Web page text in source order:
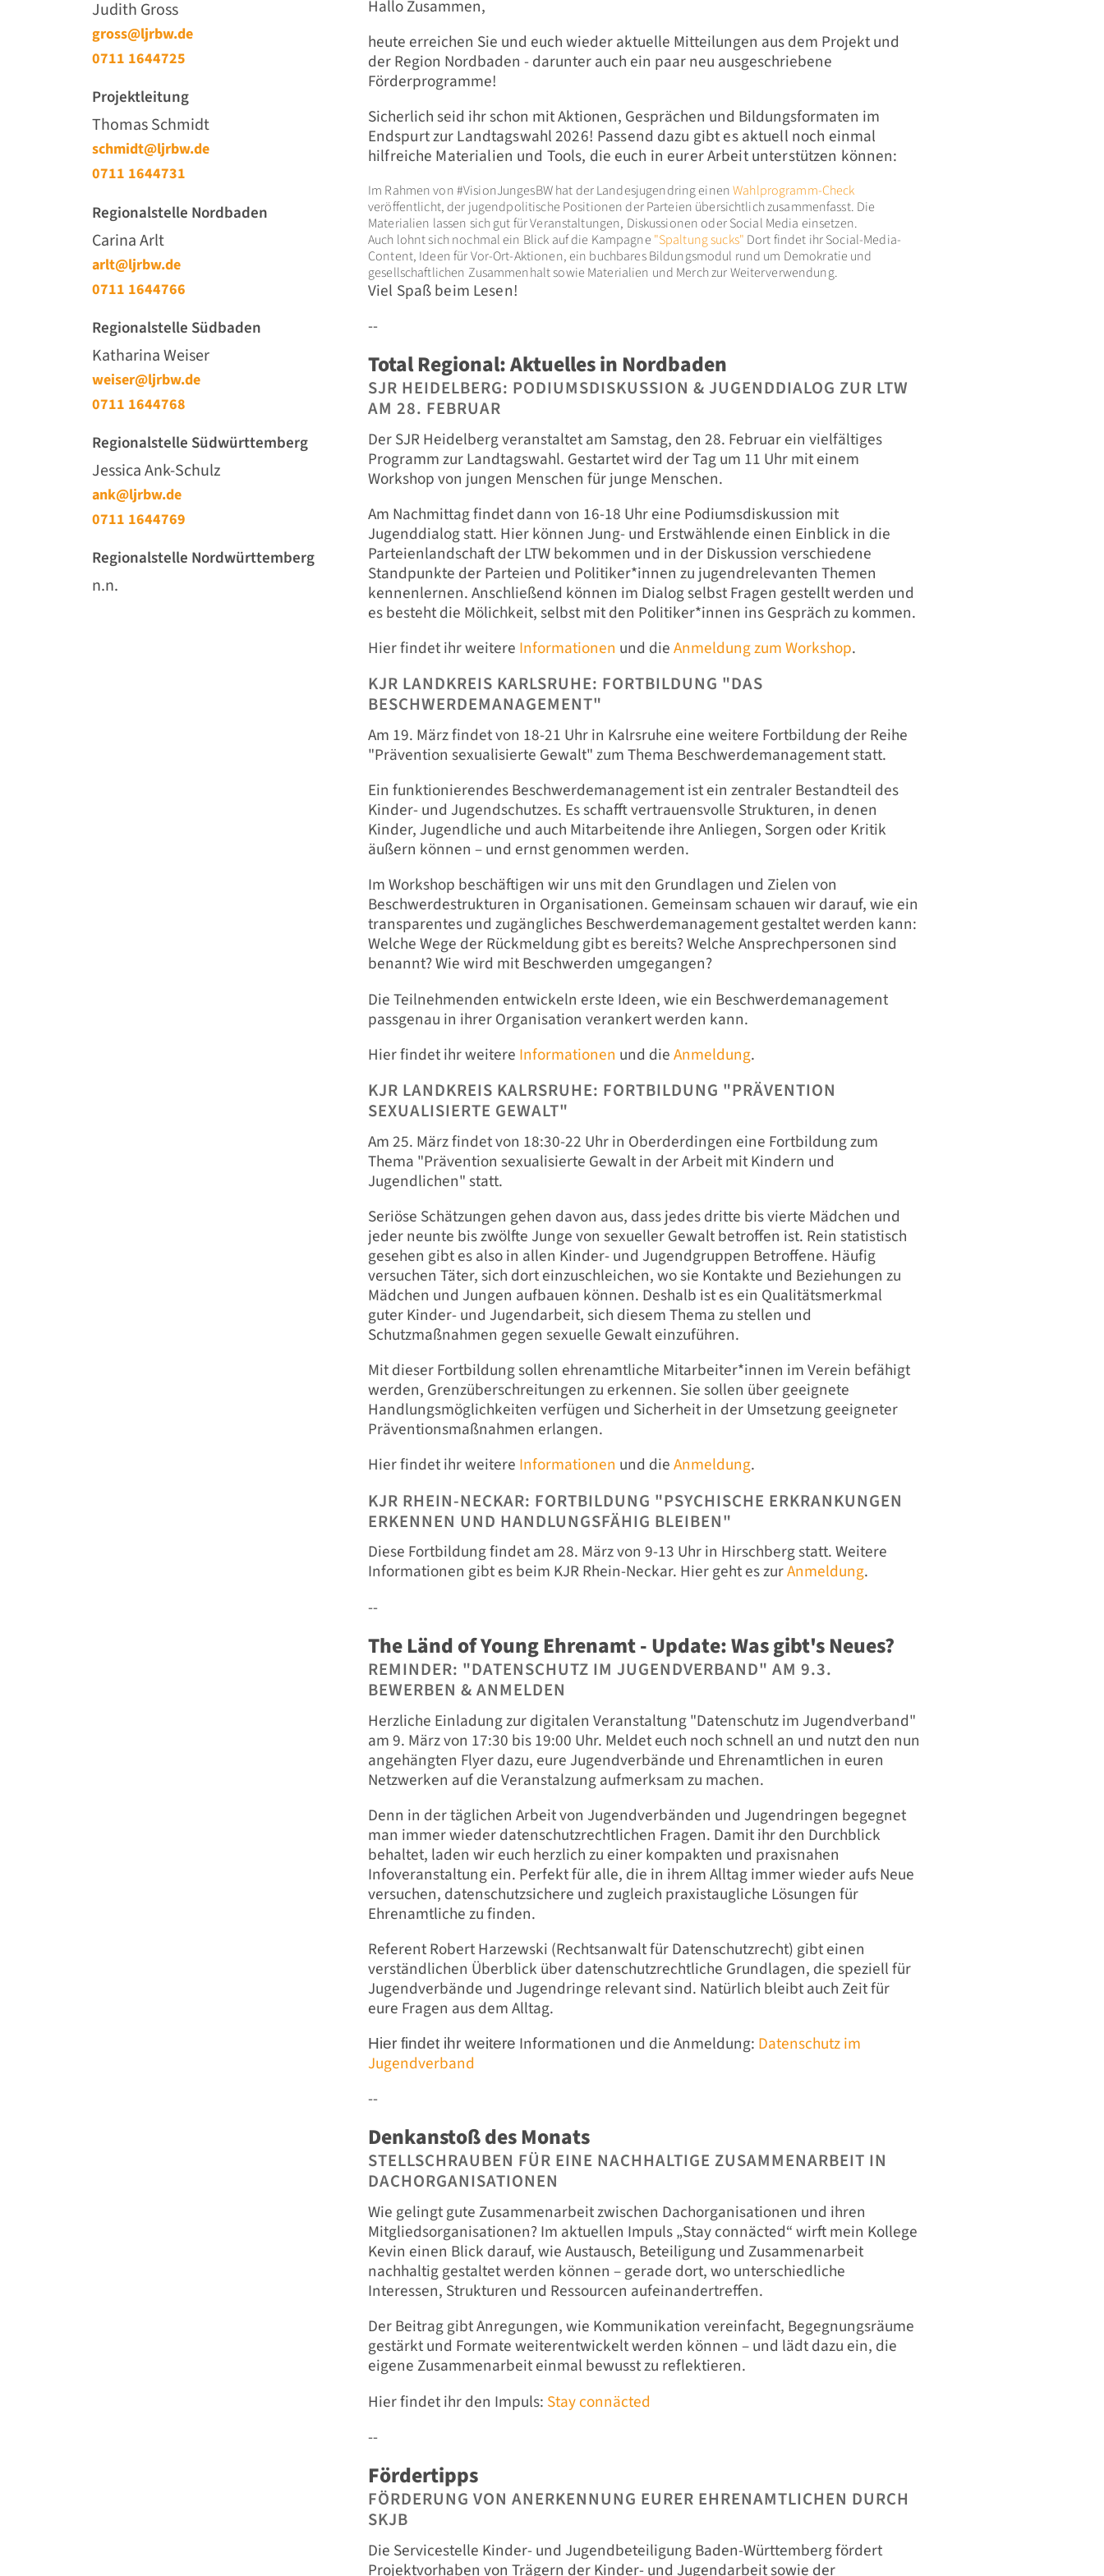
Judith Gross
gross@ljrbw.de
0711 1644725
Projektleitung
Thomas Schmidt
schmidt@ljrbw.de
0711 1644731
Regionalstelle Nordbaden
Carina Arlt
arlt@ljrbw.de
0711 1644766
Regionalstelle Südbaden
Katharina Weiser
weiser@ljrbw.de
0711 1644768
Regionalstelle Südwürttemberg
Jessica Ank-Schulz
ank@ljrbw.de
0711 1644769
Regionalstelle Nordwürttemberg
n.n.
Hallo Zusammen,
heute erreichen Sie und euch wieder aktuelle Mitteilungen aus dem Projekt und
der Region Nordbaden - darunter auch ein paar neu ausgeschriebene
Förderprogramme!
Sicherlich seid ihr schon mit Aktionen, Gesprächen und Bildungsformaten im
Endspurt zur Landtagswahl 2026! Passend dazu gibt es aktuell noch einmal
hilfreiche Materialien und Tools, die euch in eurer Arbeit unterstützen können:
Im Rahmen von #VisionJungesBW hat der Landesjugendring einenWahlprogramm-Check
veröffentlicht, der jugendpolitische Positionen der Parteien übersichtlich zusammenfasst. Die
Materialien lassen sich gut für Veranstaltungen, Diskussionen oder Social Media einsetzen.
Auch lohnt sich nochmal ein Blick auf die Kampagne "Spaltung sucks" Dort findet ihr Social-Media-
Content, Ideen für Vor-Ort-Aktionen, ein buchbares Bildungsmodul rund um Demokratie und
gesellschaftlichen Zusammenhalt sowie Materialien und Merch zur Weiterverwendung.
Viel Spaß beim Lesen!
--
Total Regional: Aktuelles in Nordbaden
SJR HEIDELBERG: PODIUMSDISKUSSION & JUGENDDIALOG ZUR LTW
AM 28. FEBRUAR
Der SJR Heidelberg veranstaltet am Samstag, den 28. Februar ein vielfältiges
Programm zur Landtagswahl. Gestartet wird der Tag um 11 Uhr mit einem
Workshop von jungen Menschen für junge Menschen.
Am Nachmittag findet dann von 16-18 Uhr eine Podiumsdiskussion mit
Jugenddialog statt. Hier können Jung- und Erstwählende einen Einblick in die
Parteienlandschaft der LTW bekommen und in der Diskussion verschiedene
Standpunkte der Parteien und Politiker*innen zu jugendrelevanten Themen
kennenlernen. Anschließend können im Dialog selbst Fragen gestellt werden und
es besteht die Mölichkeit, selbst mit den Politiker*innen ins Gespräch zu kommen.
Hier findet ihr weitere Informationen und dieAnmeldung zum Workshop.
KJR LANDKREIS KARLSRUHE: FORTBILDUNG "DAS
BESCHWERDEMANAGEMENT"
Am 19. März findet von 18-21 Uhr in Kalrsruhe eine weitere Fortbildung der Reihe
"Prävention sexualisierte Gewalt" zum Thema Beschwerdemanagement statt.
Ein funktionierendes Beschwerdemanagement ist ein zentraler Bestandteil des
Kinder- und Jugendschutzes. Es schafft vertrauensvolle Strukturen, in denen
Kinder, Jugendliche und auch Mitarbeitende ihre Anliegen, Sorgen oder Kritik
äußern können – und ernst genommen werden.
Im Workshop beschäftigen wir uns mit den Grundlagen und Zielen von
Beschwerdestrukturen in Organisationen. Gemeinsam schauen wir darauf, wie ein
transparentes und zugängliches Beschwerdemanagement gestaltet werden kann:
Welche Wege der Rückmeldung gibt es bereits? Welche Ansprechpersonen sind
benannt? Wie wird mit Beschwerden umgegangen?
Die Teilnehmenden entwickeln erste Ideen, wie ein Beschwerdemanagement
passgenau in ihrer Organisation verankert werden kann.
Hier findet ihr weitere Informationen und dieAnmeldung.
KJR LANDKREIS KALRSRUHE: FORTBILDUNG "PRÄVENTION
SEXUALISIERTE GEWALT"
Am 25. März findet von 18:30-22 Uhr in Oberderdingen eine Fortbildung zum
Thema "Prävention sexualisierte Gewalt in der Arbeit mit Kindern und
Jugendlichen" statt.
Seriöse Schätzungen gehen davon aus, dass jedes dritte bis vierte Mädchen und
jeder neunte bis zwölfte Junge von sexueller Gewalt betroffen ist. Rein statistisch
gesehen gibt es also in allen Kinder- und Jugendgruppen Betroffene. Häufig
versuchen Täter, sich dort einzuschleichen, wo sie Kontakte und Beziehungen zu
Mädchen und Jungen aufbauen können. Deshalb ist es ein Qualitätsmerkmal
guter Kinder- und Jugendarbeit, sich diesem Thema zu stellen und
Schutzmaßnahmen gegen sexuelle Gewalt einzuführen.
Mit dieser Fortbildung sollen ehrenamtliche Mitarbeiter*innen im Verein befähigt
werden, Grenzüberschreitungen zu erkennen. Sie sollen über geeignete
Handlungsmöglichkeiten verfügen und Sicherheit in der Umsetzung geeigneter
Präventionsmaßnahmen erlangen.
Hier findet ihr weitere Informationen und dieAnmeldung.
KJR RHEIN-NECKAR: FORTBILDUNG "PSYCHISCHE ERKRANKUNGEN
ERKENNEN UND HANDLUNGSFÄHIG BLEIBEN"
Diese Fortbildung findet am 28. März von 9-13 Uhr in Hirschberg statt. Weitere
Informationen gibt es beim KJR Rhein-Neckar. Hier geht es zurAnmeldung.
--
The Länd of Young Ehrenamt - Update: Was gibt's Neues?
REMINDER: "DATENSCHUTZ IM JUGENDVERBAND" AM 9.3.
BEWERBEN & ANMELDEN
Herzliche Einladung zur digitalen Veranstaltung "Datenschutz im Jugendverband"
am 9. März von 17:30 bis 19:00 Uhr. Meldet euch noch schnell an und nutzt den nun
angehängten Flyer dazu, eure Jugendverbände und Ehrenamtlichen in euren
Netzwerken auf die Veranstalzung aufmerksam zu machen.
Denn in der täglichen Arbeit von Jugendverbänden und Jugendringen begegnet
man immer wieder datenschutzrechtlichen Fragen. Damit ihr den Durchblick
behaltet, laden wir euch herzlich zu einer kompakten und praxisnahen
Infoveranstaltung ein. Perfekt für alle, die in ihrem Alltag immer wieder aufs Neue
versuchen, datenschutzsichere und zugleich praxistaugliche Lösungen für
Ehrenamtliche zu finden.
Referent Robert Harzewski (Rechtsanwalt für Datenschutzrecht) gibt einen
verständlichen Überblick über datenschutzrechtliche Grundlagen, die speziell für
Jugendverbände und Jugendringe relevant sind. Natürlich bleibt auch Zeit für
eure Fragen aus dem Alltag.
Hier findet ihr weitere Informationen und die Anmeldung: Datenschutz im
Jugendverband
--
Denkanstoß des Monats
STELLSCHRAUBEN FÜR EINE NACHHALTIGE ZUSAMMENARBEIT IN
DACHORGANISATIONEN
Wie gelingt gute Zusammenarbeit zwischen Dachorganisationen und ihren
Mitgliedsorganisationen? Im aktuellen Impuls „Stay connäcted“ wirft mein Kollege
Kevin einen Blick darauf, wie Austausch, Beteiligung und Zusammenarbeit
nachhaltig gestaltet werden können – gerade dort, wo unterschiedliche
Interessen, Strukturen und Ressourcen aufeinandertreffen.
Der Beitrag gibt Anregungen, wie Kommunikation vereinfacht, Begegnungsräume
gestärkt und Formate weiterentwickelt werden können – und lädt dazu ein, die
eigene Zusammenarbeit einmal bewusst zu reflektieren.
Hier findet ihr den Impuls: Stay connäcted
--
Fördertipps
FÖRDERUNG VON ANERKENNUNG EURER EHRENAMTLICHEN DURCH
SKJB
Die Servicestelle Kinder- und Jugendbeteiligung Baden-Württemberg fördert
Projektvorhaben von Trägern der Kinder- und Jugendarbeit sowie der